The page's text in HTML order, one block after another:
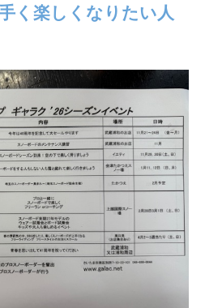
く楽しくなりたい人